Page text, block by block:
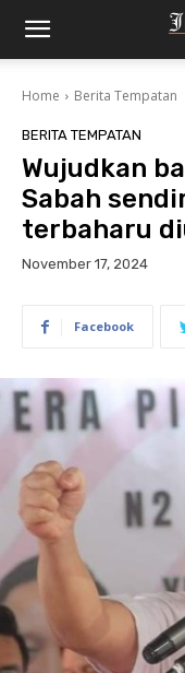
Home Berita Tempatan
BERITA TEMPATAN
Wujudkan
Sabah
terbaharu
November 17, 2024
Facebook